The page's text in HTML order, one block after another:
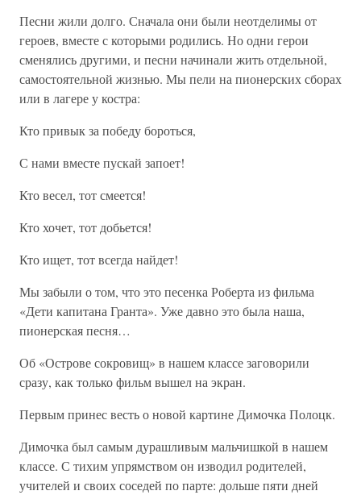
Песни жили долго. Сначала они были неотделимы от
героев, вместе с которыми родились. Но одни герои
сменялись другими, и песни начинали жить отдельной,
самостоятельной жизнью. Мы пели на пионерских сборах
или в лагере у костра:
Кто привык за победу бороться,
С нами вместе пускай запоет!
Кто весел, тот смеется!
Кто хочет, тот добьется!
Кто ищет, тот всегда найдет!
Мы забыли о том, что это песенка Роберта из фильма
«Дети капитана Гранта». Уже давно это была наша,
пионерская песня…
Об «Острове сокровищ» в нашем классе заговорили
сразу, как только фильм вышел на экран.
Первым принес весть о новой картине Димочка Полоцк.
Димочка был самым дурашливым мальчишкой в нашем
классе. С тихим упрямством он изводил родителей,
учителей и своих соседей по парте: дольше пяти дней